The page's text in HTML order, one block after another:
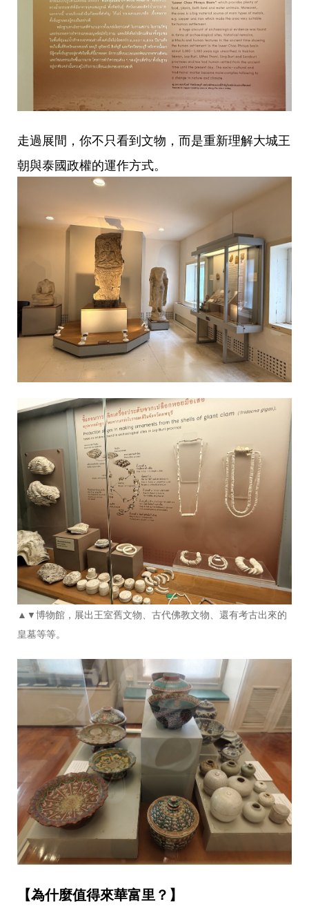
走過展間，你不只看到文物，而是重新理解大城王
朝與泰國政權的運作方式。
▲ ▼博物館，展出王室舊文物、古代佛教文物、還有考古出來的
皇墓等等。
【為什麼值得來華富里？】